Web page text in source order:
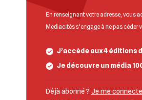
En renseignant votre adresse, vous
Mediacités s’engage à ne pas céder
J’accède aux 4 éditions
Je découvre un média
Déjà abonné ? Je me connecte